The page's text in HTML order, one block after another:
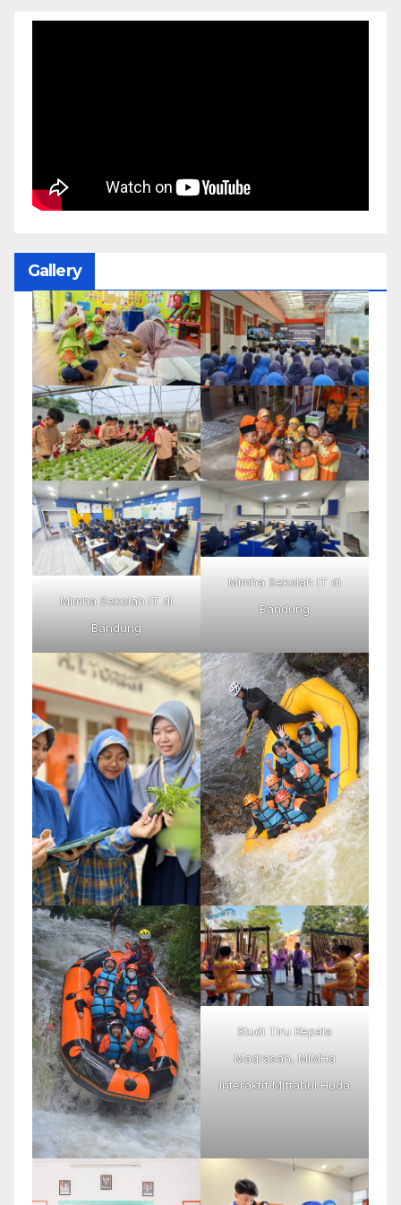
Gallery
Mimha Sekolah IT di
Bandung
Mimha Sekolah IT di
Bandung
Studi Tiru Kepala
Madrasah, MIMHa
Interaktif MIftahul Huda